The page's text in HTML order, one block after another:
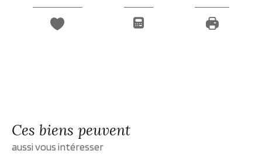
Ces biens peuvent
aussi vous intéresser